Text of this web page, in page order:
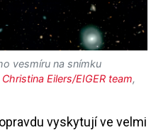
vesmíru na snímku
Eilers/EIGER team,
vyskytují ve velmi